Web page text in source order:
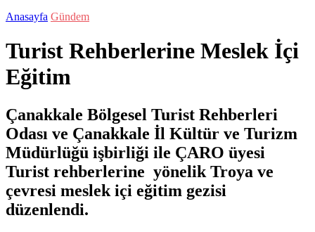
Anasayfa Gündem
Turist Rehberlerine Meslek İçi
Eğitim
Çanakkale Bölgesel Turist Rehberleri
Odası ve Çanakkale İl Kültür ve Turizm
Müdürlüğü işbirliği ile ÇARO üyesi
Turist rehberlerine yönelik Troya ve
çevresi meslek içi eğitim gezisi
düzenlendi.